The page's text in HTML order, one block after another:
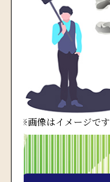
※画像はイメージです